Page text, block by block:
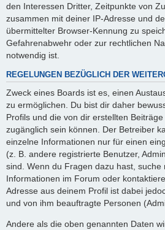
den Interessen Dritter, Zeitpunkte von
zusammen mit deiner IP-Adresse und
übermittelter Browser-Kennung zu
Gefahrenabwehr oder zur rechtlichen
notwendig ist.
REGELUNGEN BEZÜGLICH DER
Zweck eines Boards ist es, einen
zu ermöglichen. Du bist dir daher
Profils und die von dir erstellten
zugänglich sein können. Der Betreiber
einzelne Informationen nur für einen
(z. B. andere registrierte Benutzer,
sind. Wenn du Fragen dazu hast, suche
Informationen im Forum oder
Adresse aus deinem Profil ist dabei
und von ihm beauftragte Personen
Andere als die oben genannten Daten